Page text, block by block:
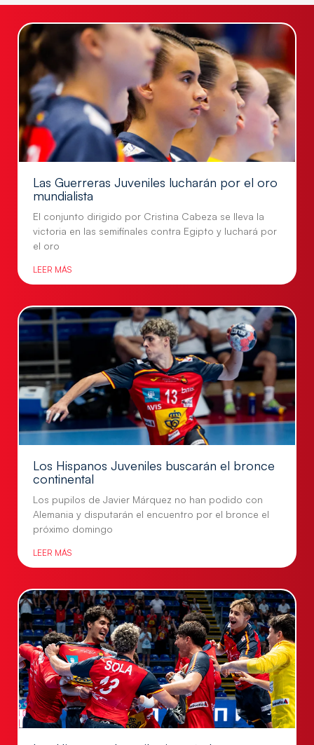
Las Guerreras Juveniles lucharán por el oro
mundialista
El conjunto dirigido por Cristina Cabeza se lleva la
victoria en las semifinales contra Egipto y luchará por
el oro
LEER MÁS
Los Hispanos Juveniles buscarán el bronce
continental
Los pupilos de Javier Márquez no han podido con
Alemania y disputarán el encuentro por el bronce el
próximo domingo
LEER MÁS